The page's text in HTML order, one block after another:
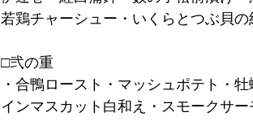
若鶏チャーシュー・いくらとつぶ貝の
□弐の重
・合鴨ロースト・マッシュポテト・
インマスカット白和え・スモークサ